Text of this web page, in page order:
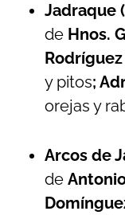
Jadraque
de Hnos.
Rodríguez
y pitos;
orejas y
Arcos de
de